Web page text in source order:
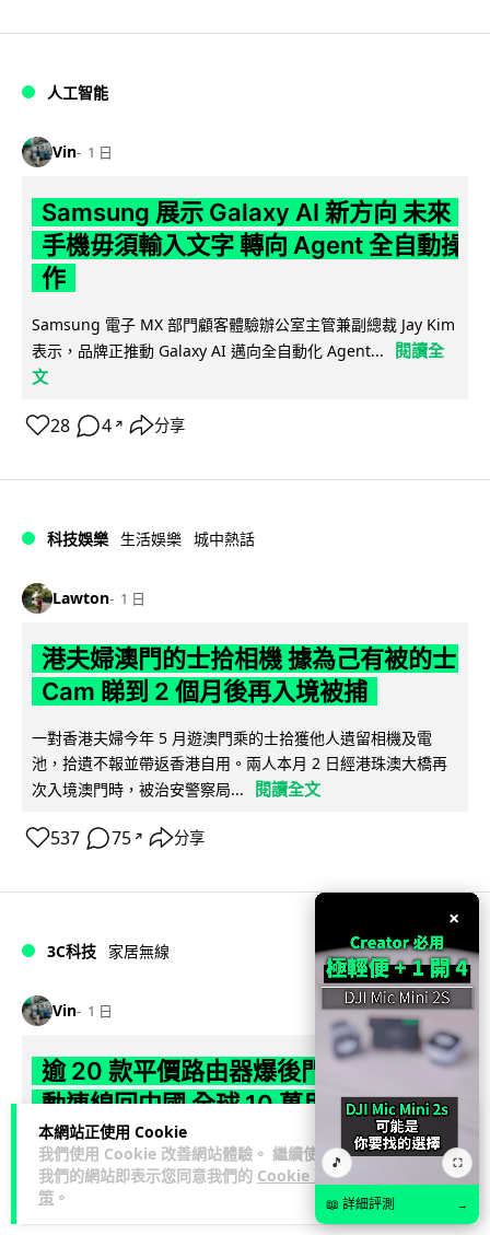
本網站正使用 Cookie
我們使用 Cookie 改善網站體驗。 繼續使用
我們的網站即表示您同意我們的 Cookie 政
策 。
人工智能
Vin 1 日
Samsung 展示 Galaxy AI 新方向 未來
手機毋須輸入文字 轉向 Agent 全自動操
作
Samsung 電子 MX 部門顧客體驗辦公室主管兼副總裁 Jay Kim
表示，品牌正推動 Galaxy AI 邁向全自動化 Agent...
閱讀全
文
28 4 ↗ 分享
科技娛樂 生活娛樂 城中熱話
Lawton 1 日
港夫婦澳門的士拾相機 據為己有被的士
Cam 睇到 2 個月後再入境被捕
一對香港夫婦今年 5 月遊澳門乘的士拾獲他人遺留相機及電
池，拾遺不報並帶返香港自用。兩人本月 2 日經港珠澳大橋再
次入境澳門時，被治安警察局...
閱讀全文
537 75 ↗ 分享
3C科技 家居無線
Vin 1 日
逾 20 款平價路由器爆後門 每 35 秒自
動連線回中國 全球 10 萬用家私隱堪憂
網絡安全公司 VulnCheck 揭發中國智博通電子（Zbtlink）生產
的 20 多款路由器內置後門程式「Endlessdoors」（無盡...
閱
讀全文
×
🎵 ⛶
📖 詳細評測 →